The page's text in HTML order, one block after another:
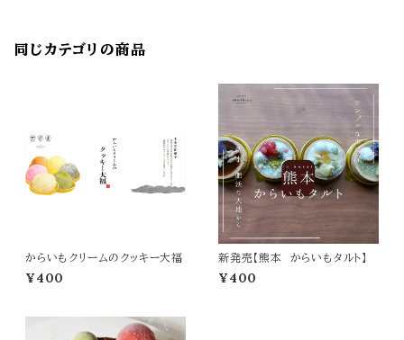
同じカテゴリの商品
からいもクリームのクッキー大福
¥400
新発売【熊本 からいもタルト】
¥400